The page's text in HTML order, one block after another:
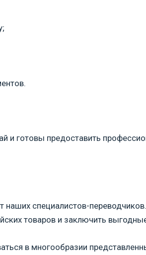
готовы предоставить
специалистов-
товаров и заключить
в многообразии